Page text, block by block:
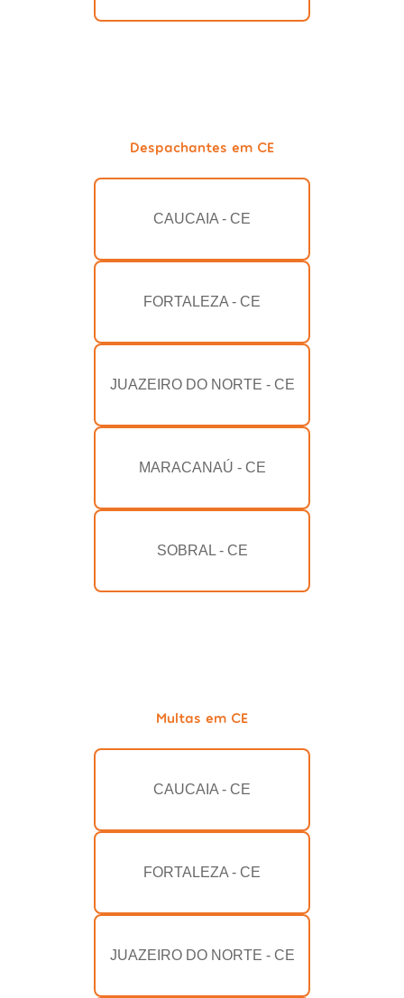
Despachantes em CE
CAUCAIA - CE
FORTALEZA - CE
JUAZEIRO DO NORTE - CE
MARACANAÚ - CE
SOBRAL - CE
Multas em CE
CAUCAIA - CE
FORTALEZA - CE
JUAZEIRO DO NORTE - CE